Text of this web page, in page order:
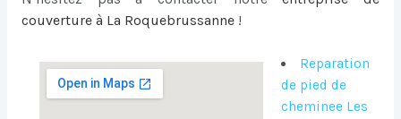
couverture à La Roquebrussanne!
Reparation
de pied de
cheminee Les